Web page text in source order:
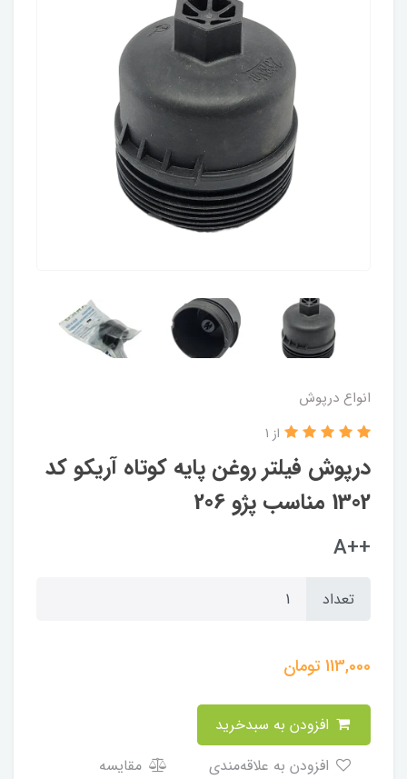
انواع درپوش
درپوش فیلتر روغن پایه کوتاه آریکو کد
1302 مناسب پژو 206
از 1
++A
تعداد
113,000تومان
مقایسه